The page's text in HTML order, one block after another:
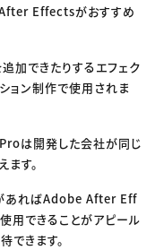
Effectsがおすすめ
加できたりするエフェク
ョン制作で使用されま
は開発した会社が同じ
す。
あればAdobe After Eff
用できることがアピール
できます。